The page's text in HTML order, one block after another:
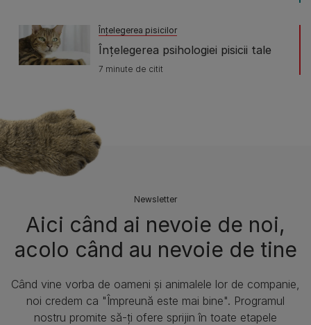
Înţelegerea pisicilor
Înțelegerea psihologiei pisicii tale
7 minute de citit
Newsletter
Aici când ai nevoie de noi,
acolo când au nevoie de tine​
Când vine vorba de oameni și animalele lor de companie,
noi credem ca "Împreună este mai bine". Programul
nostru promite să-ți ofere sprijin în toate etapele